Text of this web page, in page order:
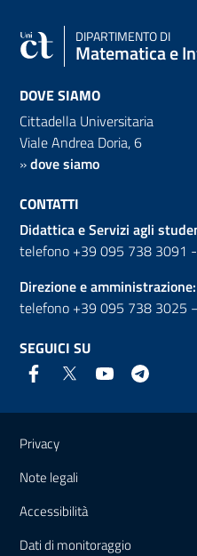
DIPARTIMENTO DI
Matematica e
DOVE SIAMO
Cittadella Universitaria
Viale Andrea Doria, 6
»dove siamo
CONTATTI
Didattica e Servizi agli
telefono +39 095 738 3091
Direzione e amministrazione:
telefono +39 095 738 3025
SEGUICI SU
Link e
Privacy
Note legali
Accessibilità
Dati di monitoraggio